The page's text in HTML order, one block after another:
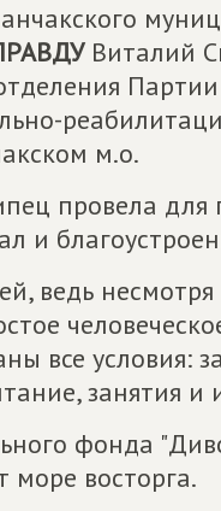
Виталий
м.о.
провела для
и
ведь
все условия:
занятия и
фонда
море восторга.